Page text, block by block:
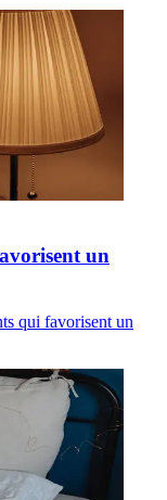
un
qui favorisent un